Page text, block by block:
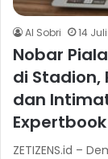
Al Sobri 14
Nobar
di Stadion,
dan
ZETIZENS.id –